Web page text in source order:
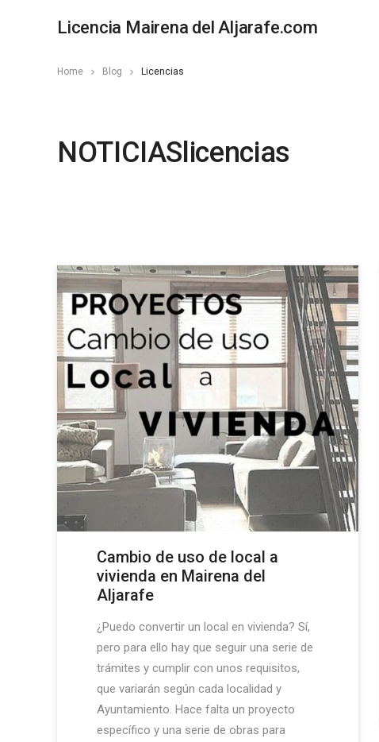
Licencia Mairena del Aljarafe.com
Home Blog Licencias
NOTICIASlicencias
Cambio de uso de local a
vivienda en Mairena del
Aljarafe
¿Puedo convertir un local en vivienda? Sí,
pero para ello hay que seguir una serie de
trámites y cumplir con unos requisitos,
que variarán según cada localidad y
Ayuntamiento. Hace falta un proyecto
específico y una serie de obras para